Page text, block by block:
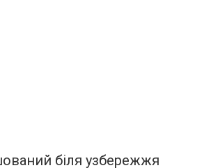
біля узбережжя